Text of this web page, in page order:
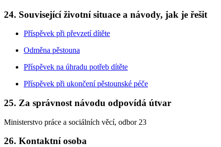
24. Související životní situace a návody, jak je řešit
Příspěvek při převzetí dítěte
Odměna pěstouna
Příspěvek na úhradu potřeb dítěte
Příspěvek při ukončení pěstounské péče
25. Za správnost návodu odpovídá útvar
Ministerstvo práce a sociálních věcí, odbor 23
26. Kontaktní osoba